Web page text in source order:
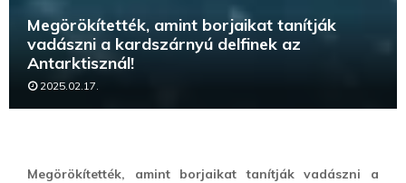
Megörökítették, amint borjaikat tanítják
vadászni a kardszárnyú delfinek az
Antarktisznál!
2025.02.17.
Megörökítették, amint borjaikat tanítják vadászni a